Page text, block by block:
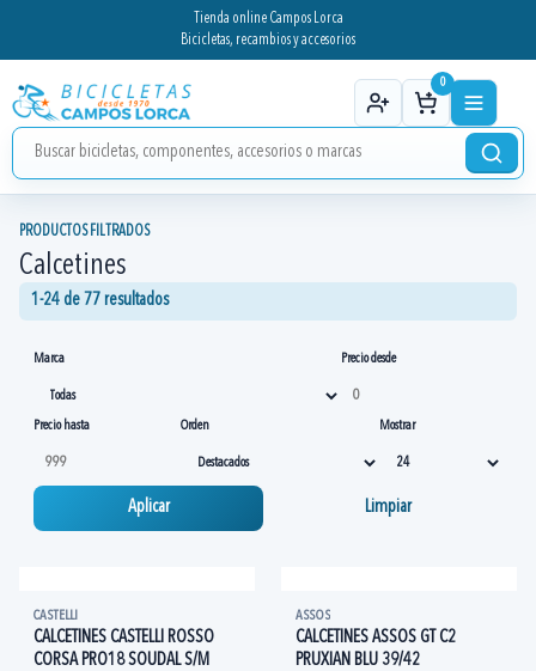
Tienda online Campos Lorca
Bicicletas, recambios y accesorios
0
PRODUCTOS FILTRADOS
Calcetines
1-24 de 77 resultados
Marca Precio desde
Precio hasta Orden Mostrar
Aplicar Limpiar
CASTELLI
CALCETINES CASTELLI ROSSO
CORSA PRO18 SOUDAL S/M
ASSOS
CALCETINES ASSOS GT C2
PRUXIAN BLU 39/42